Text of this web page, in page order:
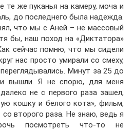
те же пуканья на камеру, моча и
до последнего была надежда.
что мы с Аней – не массовый
бы, наш поход на «Диктатора»
сейчас помню, что мы сидели
нас просто умирали со смеху,
Минут за 25 до
вышли. Я не спорю, для меня
не с первого раза зашел,
кошку и белого кота», фильм,
второго раза. Не знаю, ведь я
посмотреть что-то не